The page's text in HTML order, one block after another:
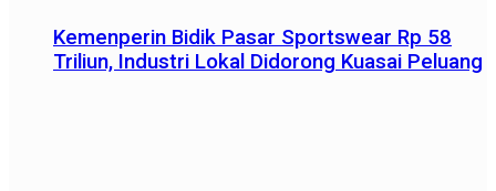
Kemenperin Bidik Pasar Sportswear Rp 58
Triliun, Industri Lokal Didorong Kuasai Peluang